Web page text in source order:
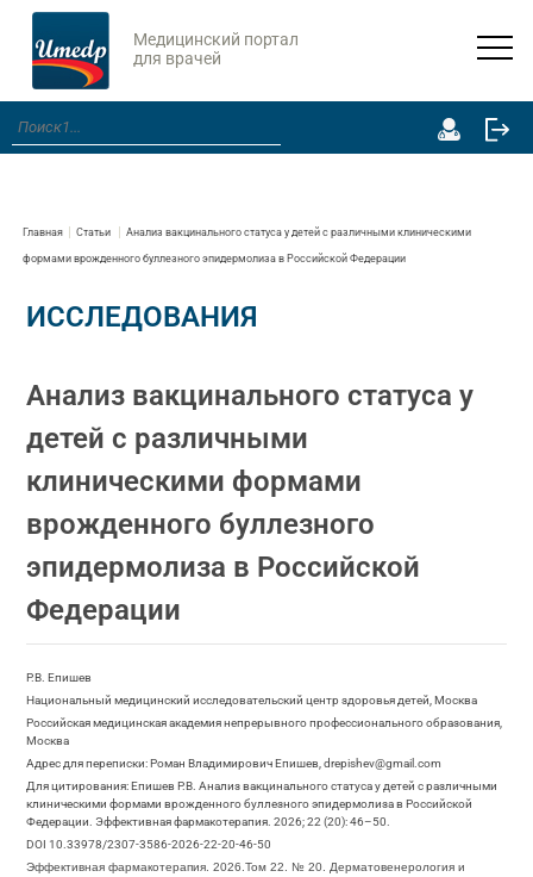
Медицинский портал
для врачей
Главная Статьи Анализ вакцинального статуса у детей с различными клиническими
формами врожденного буллезного эпидермолиза в Российской Федерации
ИССЛЕДОВАНИЯ
Анализ вакцинального статуса у
детей с различными
клиническими формами
врожденного буллезного
эпидермолиза в Российской
Федерации
Р.В. Епишев
Национальный медицинский исследовательский центр здоровья детей, Москва
Российская медицинская академия непрерывного профессионального образования,
Москва
Адрес для переписки: Роман Владимирович Епишев, drepishev@gmail.com
Для цитирования: Епишев Р.В. Анализ вакцинального статуса у детей с различными
клиническими формами врожденного буллезного эпидермолиза в Российской
Федерации. Эффективная фармакотерапия. 2026; 22 (20): 46–50.
DOI 10.33978/2307-3586-2026-22-20-46-50
Эффективная фармакотерапия. 2026.Том 22. № 20. Дерматовенерология и